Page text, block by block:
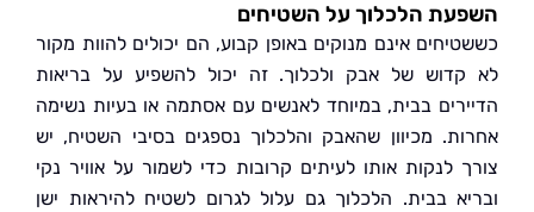
הלכלוך על השטיחים
אינם מנוקים באופן קבוע, הם יכולים להוות מקור
של אבק ולכלוך. זה יכול להשפיע על בריאות
בבית, במיוחד לאנשים עם אסתמה או בעיות נשימה
מכיוון שהאבק והלכלוך נספגים בסיבי השטיח, יש
לנקות אותו לעיתים קרובות כדי לשמור על אוויר נקי
בבית. הלכלוך גם עלול לגרום לשטיח להיראות ישן